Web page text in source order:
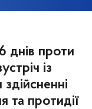
днів проти
із
та протидії